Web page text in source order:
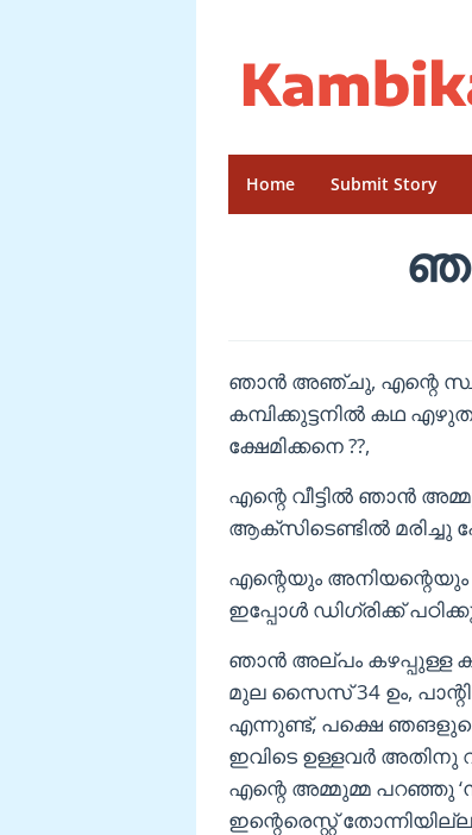
content
Home Submit Story
ഞാൻ അഞ്ചു, എന്റെ
കമ്പിക്കുട്ടനിൽ കഥ
ക്ഷേമിക്കനെ ??,
എന്റെ വീട്ടിൽ ഞാൻ
ആക്‌സിടെണ്ടിൽ മരിച്ചു
എന്റെയും
ഇപ്പോൾ ഡിഗ്രിക്ക്
ഞാൻ അല്പം കഴപ്പുള്ള
മുല സൈസ് 34 ഉം,
എന്നുണ്ട്, പക്ഷെ
ഇവിടെ ഉള്ളവർ അതിനു
എന്റെ അമ്മുമ്മ പറഞ്ഞു
ഇന്റെരെസ്റ്റ്‌